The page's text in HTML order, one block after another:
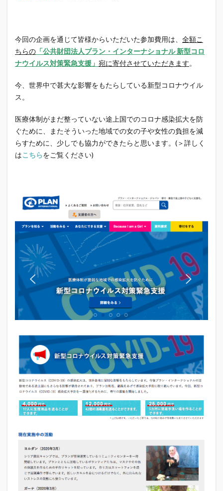
今回の企画を通じて皆様からいただいた参加費用は、 全額こ
ちらの 「公共財団法人プラン・インターナショナル 新型コロ
ナウイルス対策緊急支援」 宛に寄付させていただきます。
今、世界中で甚大な影響をもたらしている新型コロナウイル
ス。
医療体制がまだ整っていない途上国でのコロナ感染拡大を防
ぐために、またそういった地域での女の子や女性の負担を減
らすために、少しでも協力ができたらと思います。(＞詳しく
はこちらをご覧ください)